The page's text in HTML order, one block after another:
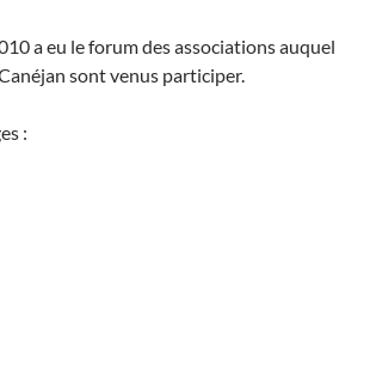
a eu le forum des associations auquel
sont venus participer.
: